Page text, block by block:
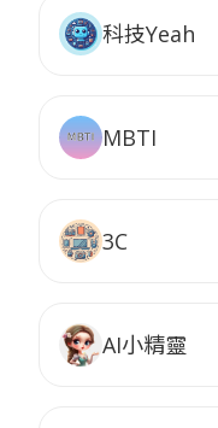
科技Yeah
MBTI
3C
AI小精靈